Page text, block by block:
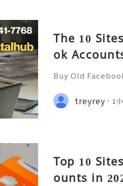
The 10
ok
Buy Old
68
cord:treyrey 1
Top 10
ounts in